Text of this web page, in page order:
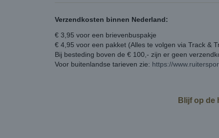
Verzendkosten binnen Nederland:
€ 3,95 voor een brievenbuspakje
€ 4,95 voor een pakket (Alles te volgen via Track &
Bij besteding boven de € 100,- zijn er geen
Voor buitenlandse tarieven zie: https://
Blijf op de